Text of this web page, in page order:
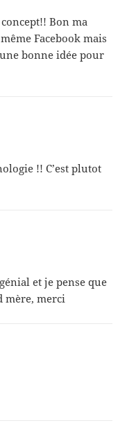
Bon ma
Facebook mais
bonne idée pour
!! C’est plutot
et je pense que
mère, merci